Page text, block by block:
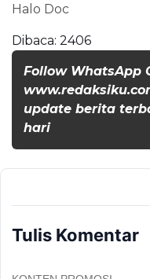
Halo Doc
Dibaca: 2406
Follow WhatsApp
update berita
hari
Tulis Komentar